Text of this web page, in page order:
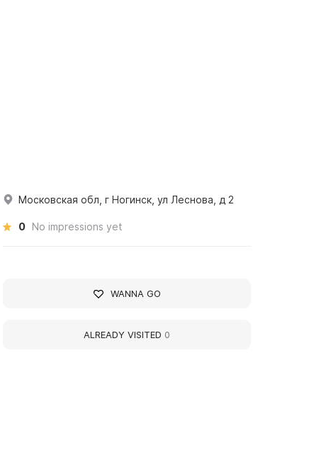
Московская обл, г Ногинск, ул Леснова, д 2
0 No impressions yet
WANNA GO
ALREADY VISITED 0